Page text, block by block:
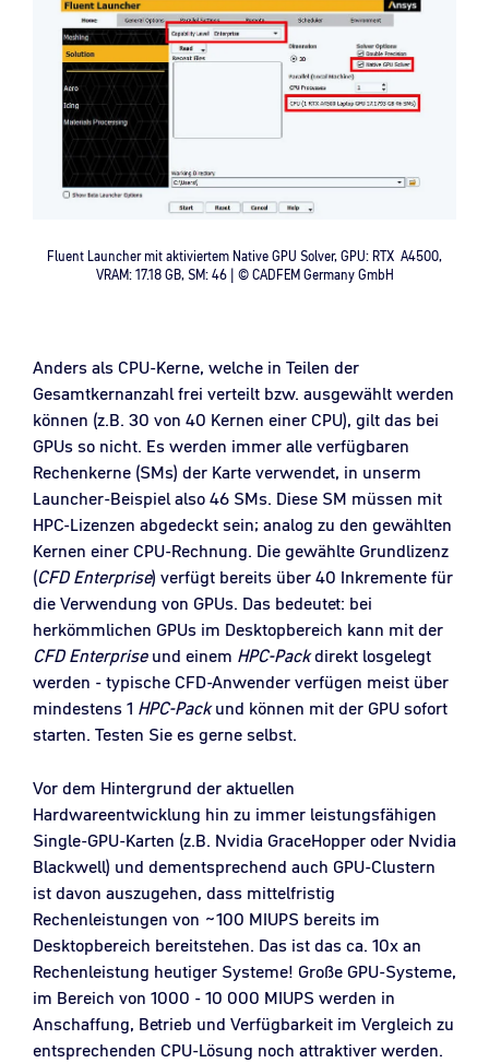
Fluent Launcher mit aktiviertem Native GPU Solver, GPU: RTX A4500,
VRAM: 17.18 GB, SM: 46 | © CADFEM Germany GmbH
Anders als CPU-Kerne, welche in Teilen der
Gesamtkernanzahl frei verteilt bzw. ausgewählt werden
können (z.B. 30 von 40 Kernen einer CPU), gilt das bei
GPUs so nicht. Es werden immer alle verfügbaren
Rechenkerne (SMs) der Karte verwendet, in unserm
Launcher-Beispiel also 46 SMs. Diese SM müssen mit
HPC-Lizenzen abgedeckt sein; analog zu den gewählten
Kernen einer CPU-Rechnung. Die gewählte Grundlizenz
(CFD Enterprise) verfügt bereits über 40 Inkremente für
die Verwendung von GPUs. Das bedeutet: bei
herkömmlichen GPUs im Desktopbereich kann mit der
CFD Enterpriseund einem HPC-Packdirekt losgelegt
werden - typische CFD-Anwender verfügen meist über
mindestens 1 HPC-Packund können mit der GPU sofort
starten. Testen Sie es gerne selbst.
Vor dem Hintergrund der aktuellen
Hardwareentwicklung hin zu immer leistungsfähigen
Single-GPU-Karten (z.B. Nvidia GraceHopper oder Nvidia
Blackwell) und dementsprechend auch GPU-Clustern
ist davon auszugehen, dass mittelfristig
Rechenleistungen von ~100 MIUPS bereits im
Desktopbereich bereitstehen. Das ist das ca. 10x an
Rechenleistung heutiger Systeme! Große GPU-Systeme,
im Bereich von 1000 - 10 000 MIUPS werden in
Anschaffung, Betrieb und Verfügbarkeit im Vergleich zu
entsprechenden CPU-Lösung noch attraktiver werden.